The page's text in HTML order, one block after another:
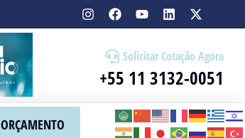
Solicitar Cotação Agora
+55 11 3132-0051
ORÇAMENTO